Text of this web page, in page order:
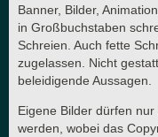
Banner, Bilder,
in Großbuchstaben
Schreien. Auch fette
zugelassen. Nicht
beleidigende Aussagen.
Eigene Bilder dürfen
werden, wobei das